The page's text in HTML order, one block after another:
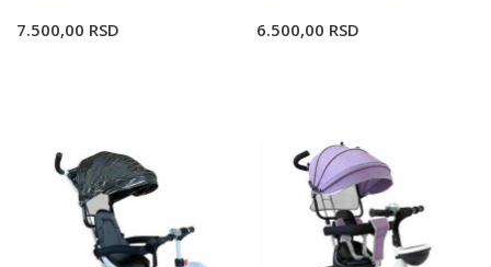
7.500,00 RSD 6.500,00 RSD